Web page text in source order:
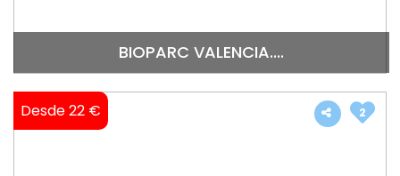
BIOPARC VALENCIA....
Desde 22 € 2